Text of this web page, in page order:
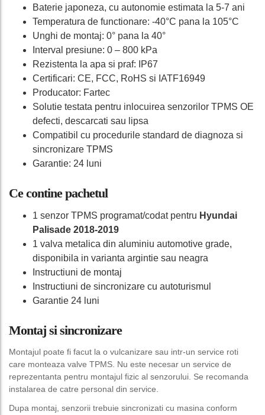
Baterie japoneza, cu autonomie estimata la 5-7 ani
Temperatura de functionare: -40°C pana la 105°C
Unghi de montaj: 0° pana la 40°
Interval presiune: 0 – 800 kPa
Rezistenta la apa si praf: IP67
Certificari: CE, FCC, RoHS si IATF16949
Producator: Fartec
Solutie testata pentru inlocuirea senzorilor TPMS OE
defecti, descarcati sau lipsa
Compatibil cu procedurile standard de diagnoza si
sincronizare TPMS
Garantie: 24 luni
Ce contine pachetul
1 senzor TPMS programat/codat pentru Hyundai
Palisade 2018-2019
1 valva metalica din aluminiu automotive grade,
disponibila in varianta argintie sau neagra
Instructiuni de montaj
Instructiuni de sincronizare cu autoturismul
Garantie 24 luni
Montaj si sincronizare
Montajul poate fi facut la o vulcanizare sau intr-un service roti
care monteaza valve TPMS. Nu este necesar un service de
reprezentanta pentru montajul fizic al senzorului. Se recomanda
instalarea de catre personal din service.
Dupa montaj, senzorii trebuie sincronizati cu masina conform